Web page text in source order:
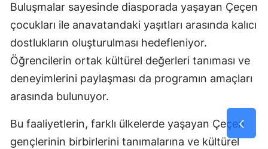
Buluşmalar sayesinde diasporada yaşayan Çeçen
çocukları ile anavatandaki yaşıtları arasında kalıcı
dostlukların oluşturulması hedefleniyor.
Öğrencilerin ortak kültürel değerleri tanıması ve
deneyimlerini paylaşması da programın amaçları
arasında bulunuyor.
Bu faaliyetlerin, farklı ülkelerde yaşayan Çeçen
gençlerinin birbirlerini tanımalarına ve kültürel